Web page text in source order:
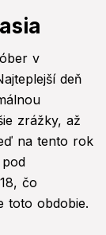
v
deň
zrážky, až
na tento rok
čo
toto obdobie.